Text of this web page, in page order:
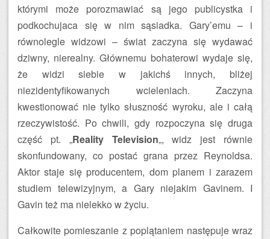
którymi może porozmawiać są jego publicystka i
podkochujaca się w nim sąsiadka. Gary’emu – i
równolegle widzowi – świat zaczyna się wydawać
dziwny, nierealny. Głównemu bohaterowi wydaje się,
że widzi siebie w jakichś innych, bliżej
niezidentyfikowanych wcieleniach. Zaczyna
kwestionować nie tylko słuszność wyroku, ale i całą
rzeczywistość. Po chwili, gdy rozpoczyna się druga
część pt. „Reality Television„, widz jest równie
skonfundowany, co postać grana przez Reynoldsa.
Aktor staje się producentem, dom planem i zarazem
studiem telewizyjnym, a Gary niejakim Gavinem. I
Gavin też ma nielekko w życiu.
Całkowite pomieszanie z poplątaniem następuje wraz